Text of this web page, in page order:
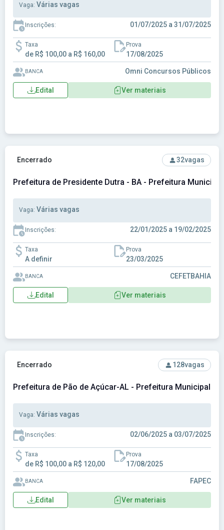
Vaga: Várias vagas
Inscrições: 01/07/2025 a 31/07/2025
Taxa
de R$ 100,00 a R$ 160,00
Prova
17/08/2025
BANCA Omni Concursos Públicos
Edital Ver materiais
Ver concurso: Prefeitura de Presidente Dutra - BA -
Encerrado 32vagas
Prefeitura de Presidente Dutra - BA - Prefeitura
Vaga: Várias vagas
Inscrições: 22/01/2025 a 19/02/2025
Taxa
A definir
Prova
23/03/2025
BANCA CEFETBAHIA
Edital Ver materiais
Ver concurso: Prefeitura de Pão de Açúcar-AL - Prefeitura
Encerrado 128vagas
Prefeitura de Pão de Açúcar-AL - Prefeitura Municipal
Vaga: Várias vagas
Inscrições: 02/06/2025 a 03/07/2025
Taxa
de R$ 100,00 a R$ 120,00
Prova
17/08/2025
BANCA FAPEC
Edital Ver materiais